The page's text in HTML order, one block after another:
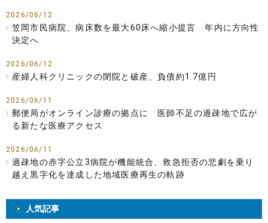
2026/06/12
笠岡市民病院、病床数を最大60床へ縮小提言 年内に方向性
決定へ
2026/06/12
産婦人科クリニックの閉院と破産、負債約1.7億円
2026/06/11
郵便局がオンライン診療の拠点に 医師不足の過疎地で広が
る新たな医療アクセス
2026/06/11
過疎地の赤字公立3病院が機能統合、救急拒否の悲劇を乗り
越え黒字化を達成した地域医療再生の軌跡
人気記事